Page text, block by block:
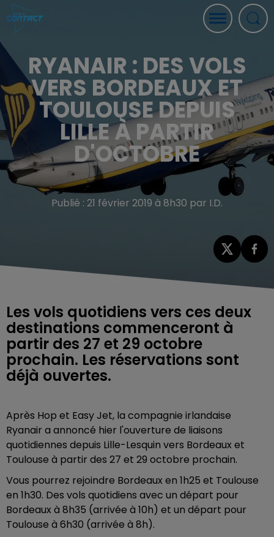
RYANAIR : DES VOLS
VERS BORDEAUX ET
TOULOUSE DEPUIS
LILLE À PARTIR
D'OCTOBRE
Publié : 21 février 2019 à 8h30 par I.D.
Les vols quotidiens vers ces deux
destinations commenceront à
partir des 27 et 29 octobre
prochain. Les réservations sont
déjà ouvertes.
Après Hop et Easy Jet, la compagnie irlandaise
Ryanair a annoncé hier l'ouverture de liaisons
quotidiennes depuis Lille-Lesquin vers Bordeaux et
Toulouse à partir des 27 et 29 octobre prochain.
Vous pourrez rejoindre Bordeaux en 1h25 et Toulouse
en 1h30. Des vols quotidiens avec un départ pour
Bordeaux à 8h35 (arrivée à 10h) et un départ pour
Toulouse à 6h30 (arrivée à 8h).